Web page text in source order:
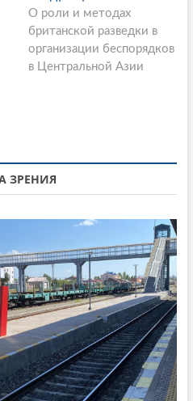
л
е
д
у
а
я
:
О роли и методах
британской разведки в
организации беспорядков
в Центральной Азии
ЗРЕНИЯ